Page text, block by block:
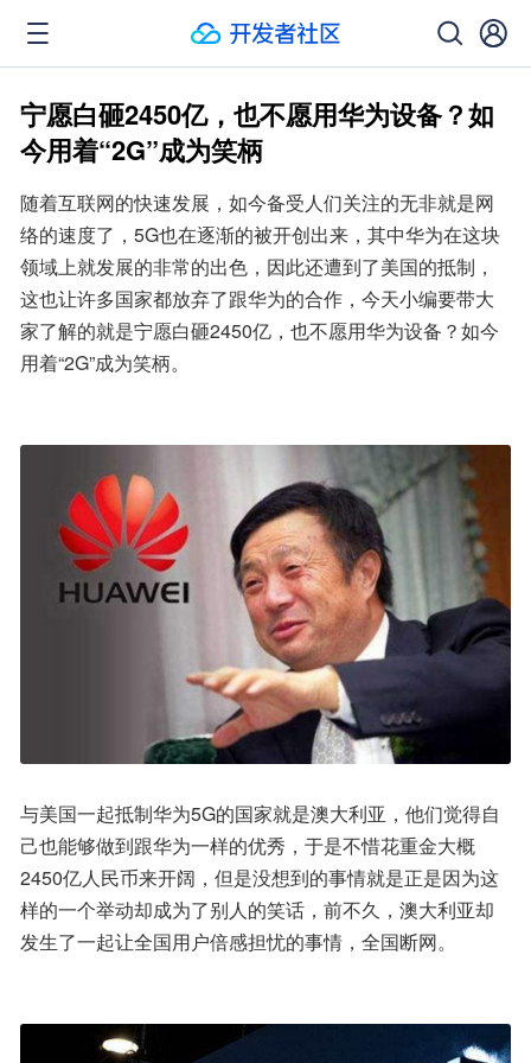
宁愿白砸2450亿，也不愿用华为设备？如
今用着“2G”成为笑柄
随着互联网的快速发展，如今备受人们关注的无非就是网
络的速度了，5G也在逐渐的被开创出来，其中华为在这块
领域上就发展的非常的出色，因此还遭到了美国的抵制，
这也让许多国家都放弃了跟华为的合作，今天小编要带大
家了解的就是宁愿白砸2450亿，也不愿用华为设备？如今
用着“2G”成为笑柄。
与美国一起抵制华为5G的国家就是澳大利亚，他们觉得自
己也能够做到跟华为一样的优秀，于是不惜花重金大概
2450亿人民币来开阔，但是没想到的事情就是正是因为这
样的一个举动却成为了别人的笑话，前不久，澳大利亚却
发生了一起让全国用户倍感担忧的事情，全国断网。